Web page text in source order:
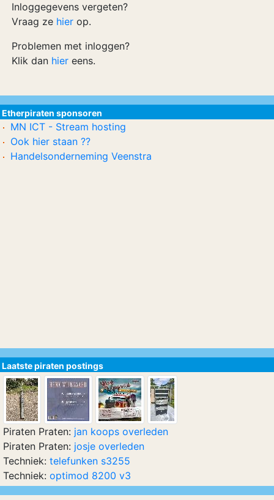
Inloggegevens vergeten?
Vraag ze hier op.
Problemen met inloggen?
Klik dan hier eens.
Etherpiraten sponsoren
MN ICT - Stream hosting
Ook hier staan ??
Handelsonderneming Veenstra
Laatste piraten postings
Piraten Praten: jan koops overleden
Piraten Praten: josje overleden
Techniek: telefunken s3255
Techniek: optimod 8200 v3